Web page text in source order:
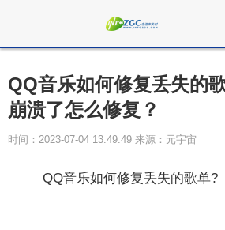
QQ音乐如何修复丢失的
崩溃了怎么修复？
时间：2023-07-04 13:49:49 来源：元宇宙
QQ音乐如何修复丢失的歌单?